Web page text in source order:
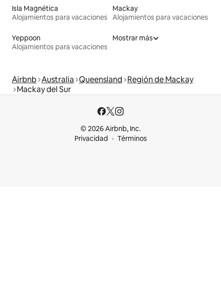
Isla Magnética
Alojamientos para vacaciones
Mackay
Alojamientos para vacaciones
Yeppoon
Alojamientos para vacaciones
Mostrar más
Airbnb Australia Queensland Región de Mackay
Mackay del Sur
© 2026 Airbnb, Inc.
Privacidad
Términos